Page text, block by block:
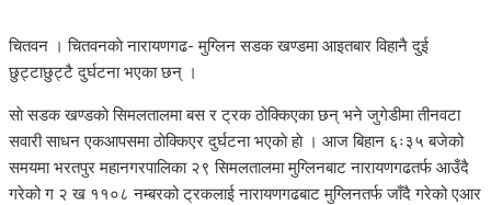
चितवन । चितवनकाे नारायणगढ- मुग्लिन सडक खण्डमा आइतबार विहानै दुई
छुट्टाछुट्टै दुर्घटना भएका छन् ।
साे सडक खण्डकाे सिमलतालमा बस र ट्रक ठोक्किएका छन् भने जुगेडीमा तीनवटा
सवारी साधन एकआपसमा ठाेक्किएर दुर्घटना भएकाे हाे । आज बिहान ६ः३५ बजेको
समयमा भरतपुर महानगरपालिका २९ सिमलतालमा मुग्लिनबाट नारायणगढतर्फ आउँदै
गरेको ग २ ख ११०८ नम्बरको ट्रकलाई नारायणगढबाट मुग्लिनतर्फ जाँदै गरेको एआर